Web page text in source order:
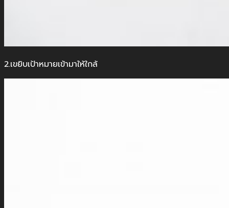
2.เขยิบเป้าหมายเข้ามาให้ใกล้